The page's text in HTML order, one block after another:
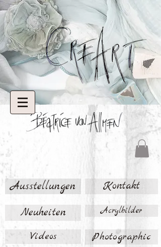
Ausstellungen Kontakt
Neuheiten Acrylbilder
Videos Photographic